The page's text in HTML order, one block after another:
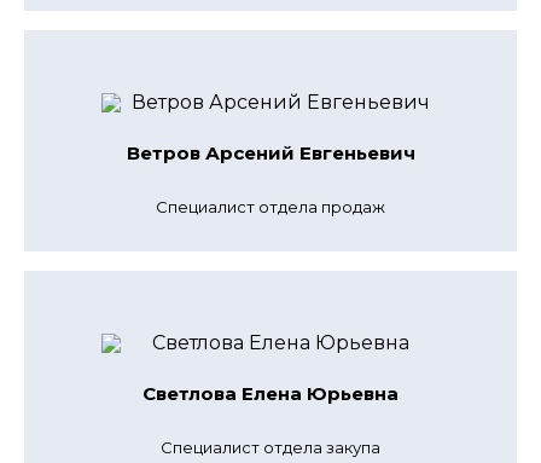
Ветров Арсений Евгеньевич
Cпециалист отдела продаж
Светлова Елена Юрьевна
Специалист отдела закупа